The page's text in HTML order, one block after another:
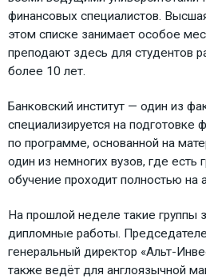
финансовых специалистов.
этом списке занимает особое
преподают здесь для студентов
более 10 лет.
Банковский институт — один из
специализируется на подготовке
по программе, основанной на
один из немногих вузов, где есть
обучение проходит полностью на
На прошлой неделе такие группы
дипломные работы.
генеральный директор «Альт-
также ведёт для англоязычной